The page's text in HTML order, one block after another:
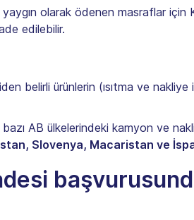
olarak ödenen masraflar için
edilebilir.
belirli ürünlerin (ısıtma ve nakliye
AB ülkelerindeki kamyon ve
Slovenya, Macaristan ve